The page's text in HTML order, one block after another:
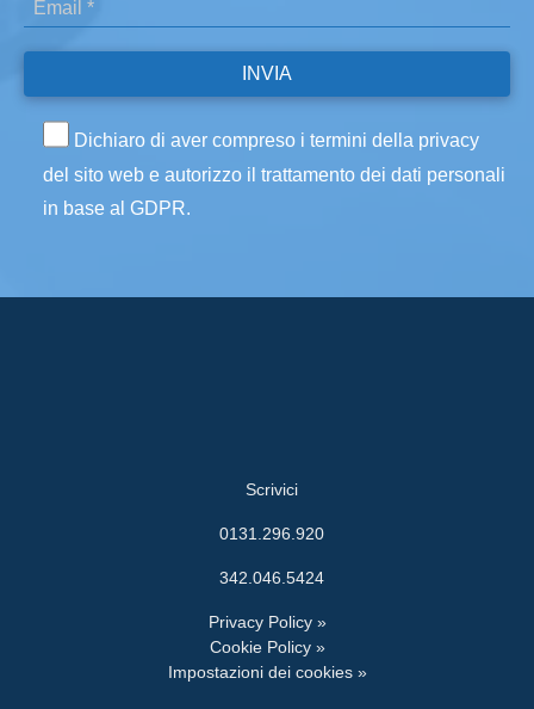
Dichiaro di aver compreso i termini della privacy
del sito web e autorizzo il trattamento dei dati personali
in base al GDPR.
Scrivici
0131.296.920
342.046.5424
Privacy Policy »
Cookie Policy »
Impostazioni dei cookies »